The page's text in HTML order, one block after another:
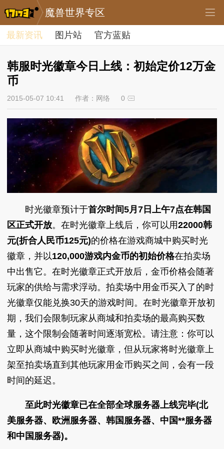
魔兽世界专区
最新资讯 图片站 官方蓝贴
韩服时光徽章今日上线：初始定价12万金
币
2015-05-07 10:41 作者：网络 0
时光徽章预计于首尔时间5月7日上午7点在韩国
区正式开放。在时光徽章上线后，你可以用22000韩
元(折合人民币125元)的价格在游戏商城中购买时光
徽章，并以120,000游戏内金币的初始价格在拍卖场
中出售它。在时光徽章正式开放后，金币价格会随著
玩家的供给与需求浮动。拍卖场中用金币买入了的时
光徽章仅能兑换30天的游戏时间。在时光徽章开放初
期，我们会限制玩家从商城和拍卖场的最高购买数
量，这个限制会随著时间逐渐宽松。请注意：你可以
立即从商城中购买时光徽章，但从玩家将时光徽章上
架至拍卖场直到其他玩家用金币购买之间，会有一段
时间的延迟。
至此时光徽章已在全部全球服务器上线完毕(北
美服务器、欧洲服务器、韩国服务器、中国**服务器
和中国服务器)。